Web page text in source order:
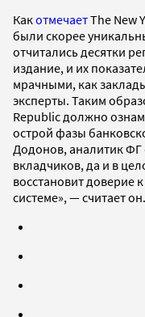
КакотмечаетThe New
были скорее
отчитались десятки
издание, и их
мрачными, как
эксперты. Таким
Republic должно
острой фазы
Додонов, аналитик ФГ
вкладчиков, да и в
восстановит доверие
системе», — считает он.